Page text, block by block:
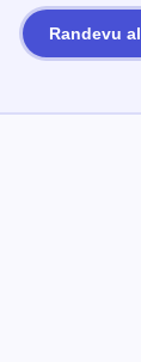
Randevu al